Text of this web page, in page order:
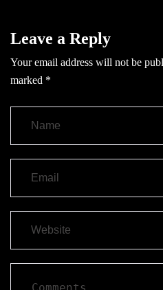
Leave a Reply
Your email address will not be
marked *